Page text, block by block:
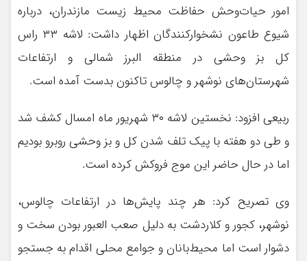
امور حیات‌وحش حفاظت محیط زیست مازندران، درباره
شیوع طاعون نشخوارکنندگان اظهار داشت: لاشه ۳۳ راس
کل بز وحشی در منطقه البرز شمالی و ارتفاعات
شهرستان‌های نوشهر و چالوس تاکنون بدست آمده است.
ربیعی افزود: نخستین لاشه ۳۰ شهریور ماه امسال کشف شد
و طی دو هفته با پیک تلف شدن کل و بز وحشی روبرو بودیم
اما در حال حاضر این موج فروکش کرده است.
وی تصریح کرد: هر چند پایش‌ها در ارتفاعات چالوس،
نوشهر، کجور و کلاردشت به دلیل صعب العبور بودن سخت و
دشوار است اما محیط‌بانان و جوامع محلی اقدام به جستجو